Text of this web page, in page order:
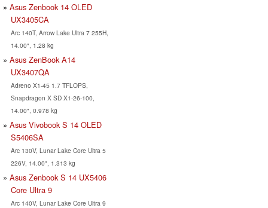
Asus Zenbook 14 OLED
UX3405CA
Arc 140T, Arrow Lake Ultra 7 255H,
14.00", 1.28 kg
Asus ZenBook A14
UX3407QA
Adreno X1-45 1.7 TFLOPS,
Snapdragon X SD X1-26-100,
14.00", 0.978 kg
Asus Vivobook S 14 OLED
S5406SA
Arc 130V, Lunar Lake Core Ultra 5
226V, 14.00", 1.313 kg
Asus Zenbook S 14 UX5406
Core Ultra 9
Arc 140V, Lunar Lake Core Ultra 9